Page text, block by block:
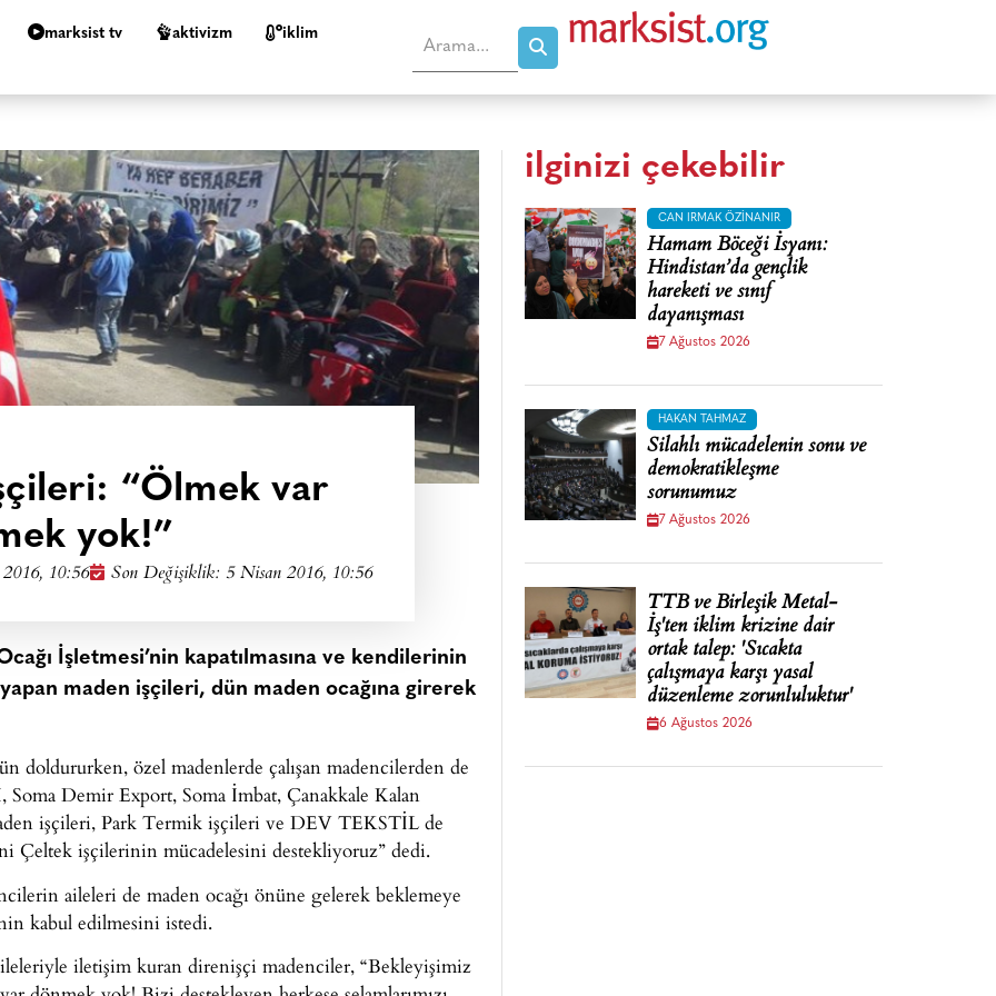
marksist tv aktivizm i̇klim
“Ölmek var
yok!”
10:56 Son Değişiklik: 5 Nisan 2016, 10:56
İşletmesi’nin kapatılmasına ve kendilerinin
maden işçileri, dün maden ocağına girerek
özel madenlerde çalışan madencilerden de
Soma Demir Export, Soma İmbat, Çanakkale Kalan
işçileri, Park Termik işçileri ve DEV TEKSTİL de
Çeltek işçilerinin mücadelesini destekliyoruz” dedi.
aileleri de maden ocağı önüne gelerek beklemeye
kabul edilmesini istedi.
iletişim kuran direnişçi madenciler, “Bekleyişimiz
ilginizi çekebilir
CAN IRMAK ÖZINANIR
Hamam Böceği İsyanı:
Hindistan’da gençlik
hareketi ve sınıf
dayanışması
7 Ağustos 2026
HAKAN TAHMAZ
Silahlı mücadelenin sonu ve
demokratikleşme
sorunumuz
7 Ağustos 2026
TTB ve Birleşik Metal-
İş'ten iklim krizine dair
ortak talep: 'Sıcakta
çalışmaya karşı yasal
düzenleme zorunluluktur'
6 Ağustos 2026